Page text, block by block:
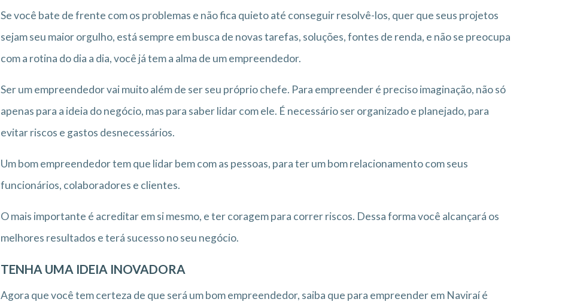
Se você bate de frente com os problemas e não fica quieto até conseguir resolvê-los, quer que seus projetos
sejam seu maior orgulho, está sempre em busca de novas tarefas, soluções, fontes de renda, e não se preocupa
com a rotina do dia a dia, você já tem a alma de um empreendedor.
Ser um empreendedor vai muito além de ser seu próprio chefe. Para empreender é preciso imaginação, não só
apenas para a ideia do negócio, mas para saber lidar com ele. É necessário ser organizado e planejado, para
evitar riscos e gastos desnecessários.
Um bom empreendedor tem que lidar bem com as pessoas, para ter um bom relacionamento com seus
funcionários, colaboradores e clientes.
O mais importante é acreditar em si mesmo, e ter coragem para correr riscos. Dessa forma você alcançará os
melhores resultados e terá sucesso no seu negócio.
TENHA UMA IDEIA INOVADORA
Agora que você tem certeza de que será um bom empreendedor, saiba que para empreender em Naviraí é